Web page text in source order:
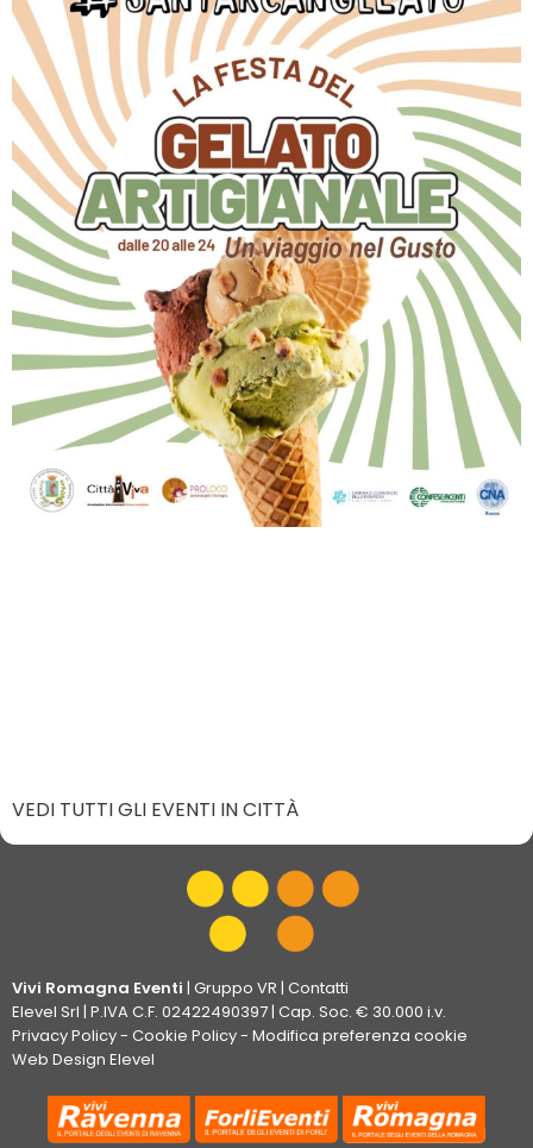
VEDI TUTTI GLI EVENTI IN CITTÀ
Vivi Romagna Eventi | Gruppo VR | Contatti
Elevel Srl | P.IVA C.F. 02422490397 | Cap. Soc. € 30.000 i.v.
Privacy Policy- Cookie Policy- Modifica preferenza cookie
Web Design Elevel